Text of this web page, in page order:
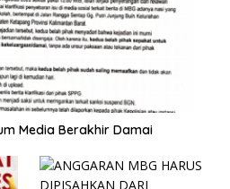
Media Berakhir Damai